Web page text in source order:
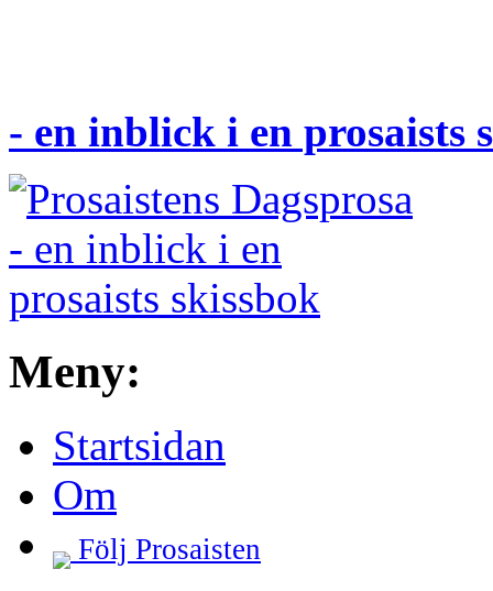
- en inblick i en prosaists
Meny:
Startsidan
Om
Följ Prosaisten